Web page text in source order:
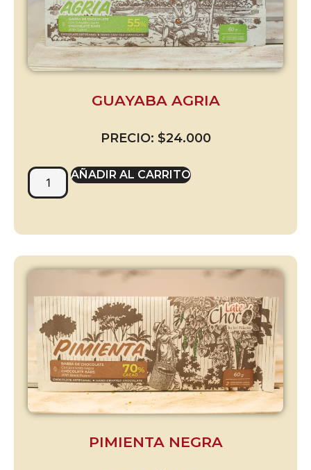
GUAYABA AGRIA
PRECIO: $24.000
AÑADIR AL CARRITO
PIMIENTA NEGRA